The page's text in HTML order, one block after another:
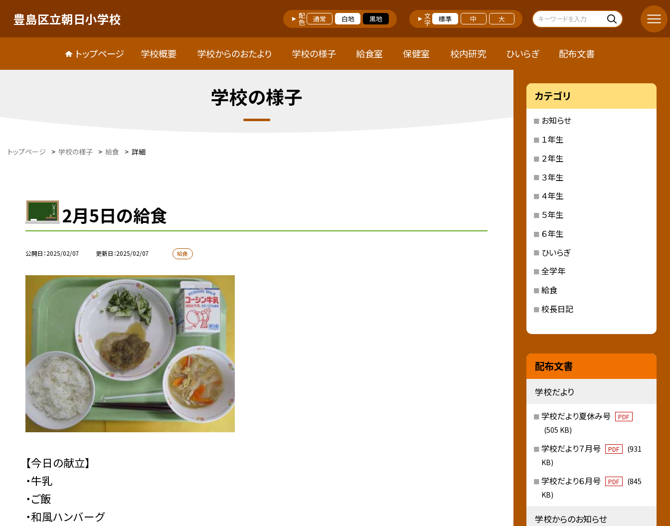
豊島区立朝日小学校 配色 通常 白地 黒地 文字 標準 中 大
トップページ 学校概要 学校からのおたより 学校の様子 給食室 保健室 校内研究 ひいらぎ 配布文書
学校の様子
トップページ > 学校の様子 > 給食 > 詳細
2月5日の給食
公開日 2025/02/07 更新日 2025/02/07 給食
【今日の献立】
・牛乳
・ご飯
・和風ハンバーグ
カテゴリ
お知らせ
１年生
２年生
３年生
４年生
５年生
６年生
ひいらぎ
全学年
給食
校長日記
配布文書
学校だより
学校だより夏休み号 PDF
(505 KB)
学校だより７月号 PDF
(931
KB)
学校だより６月号 PDF
(845
KB)
学校からのお知らせ